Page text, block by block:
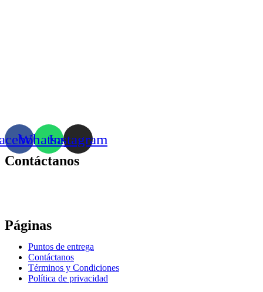
WhatsappInstagram
Contáctanos
Páginas
Puntos de entrega
Contáctanos
Términos y Condiciones
Política de privacidad